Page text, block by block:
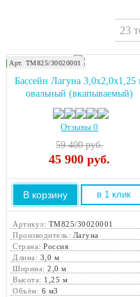
23
Закажите монтаж!
Арт. ТМ825/30020001
Бассейн Лагуна 3,0х2,0х1,25
овальный (вкапываемый)
Отзывы 0
59 400 руб.
45 900 руб.
В корзину в 1 клик
Артикул: ТМ825/30020001
Производитель: Лагуна
Страна:Россия
Длина: 3,0 м
Ширина:2,0 м
Высота: 1,25 м
Объём: 6 м3